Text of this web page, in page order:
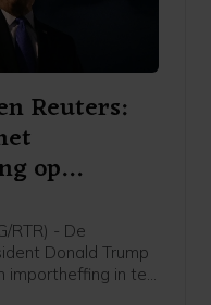
Reuters:
op
RTR) - De
Donald Trump
importheffing in te